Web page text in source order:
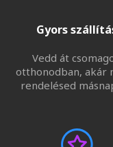
Gyors
Vedd át
otthonodban, akár
rendelésed